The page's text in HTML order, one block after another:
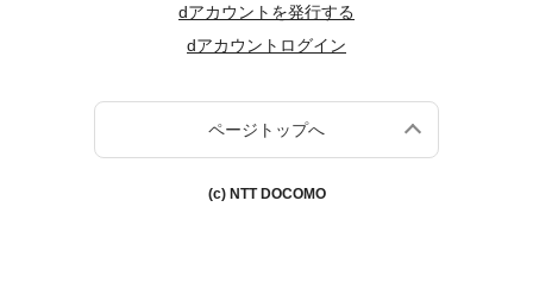
dアカウントを発行する
dアカウントログイン
ページトップへ
(c) NTT DOCOMO